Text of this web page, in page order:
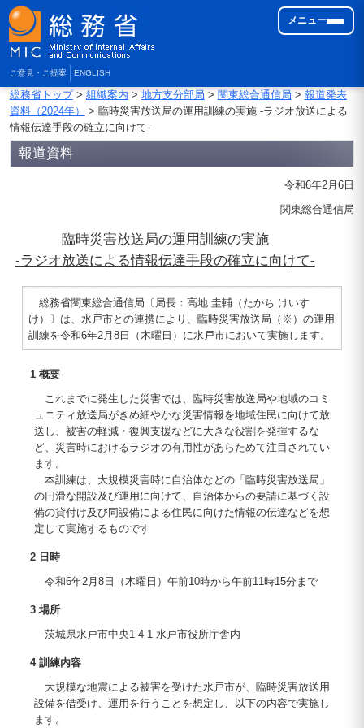
ご意見・ご提案 ENGLISH
メニュー
総務省トップ> 組織案内 > 地方支分部局 > 関東総合通信局 > 報道発表
資料（2024年）
> 臨時災害放送局の運用訓練の実施 -ラジオ放送による
情報伝達手段の確立に向けて-
報道資料
令和6年2月6日
関東総合通信局
臨時災害放送局の運用訓練の実施
-ラジオ放送による情報伝達手段の確立に向けて-
総務省関東総合通信局〔局長：高地 圭輔（たかち けいす
け）〕は、水戸市との連携により、臨時災害放送局（※）の運用
訓練を令和6年2月8日（木曜日）に水戸市において実施します。
1 概要
これまでに発生した災害では、臨時災害放送局や地域のコミ
ュニティ放送局がきめ細やかな災害情報を地域住民に向けて放
送し、被害の軽減・復興支援などに大きな役割を発揮するな
ど、災害時におけるラジオの有用性があらためて注目されてい
ます。
本訓練は、大規模災害時に自治体などの「臨時災害放送局」
の円滑な開設及び運用に向けて、自治体からの要請に基づく設
備の貸付け及び同設備による住民に向けた情報の伝達などを想
定して実施するものです
2 日時
令和6年2月8日（木曜日）午前10時から午前11時15分まで
3 場所
茨城県水戸市中央1-4-1 水戸市役所庁舎内
4 訓練内容
大規模な地震による被害を受けた水戸市が、臨時災害放送用
設備を借受け、運用を行うことを想定し、以下の内容で実施し
ます。